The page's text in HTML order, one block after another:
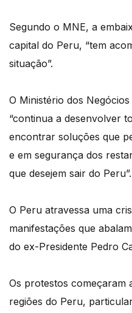
Segundo o MNE, a
capital do Peru, “tem
situação”.
O Ministério dos
“continua a desenvolver
encontrar soluções que
e em segurança dos
que desejem sair do Peru”.
O Peru atravessa uma
manifestações que
do ex-Presidente Pedro
Os protestos começaram
regiões do Peru,